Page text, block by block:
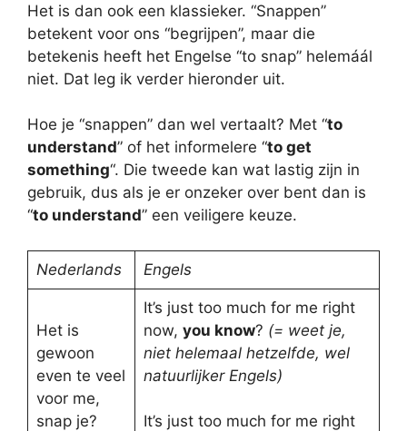
Het is dan ook een klassieker. “Snappen”
betekent voor ons “begrijpen”, maar die
betekenis heeft het Engelse “to snap” helemáál
niet. Dat leg ik verder hieronder uit.
Hoe je “snappen” dan wel vertaalt? Met “to
understand” of het informelere “to get
something“. Die tweede kan wat lastig zijn in
gebruik, dus als je er onzeker over bent dan is
“to understand” een veiligere keuze.
Nederlands Engels
Het is
gewoon
even te veel
voor me,
snap je?
It’s just too much for me right
now, you know? (= weet je,
niet helemaal hetzelfde, wel
natuurlijker Engels)
It’s just too much for me right